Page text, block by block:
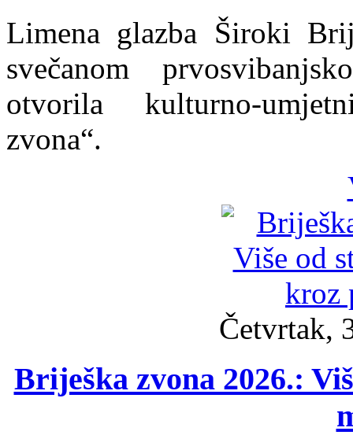
Limena glazba Široki
svečanom
otvorila kulturno-
zvona“.
Četvrtak,
Briješka zvona 2026.: